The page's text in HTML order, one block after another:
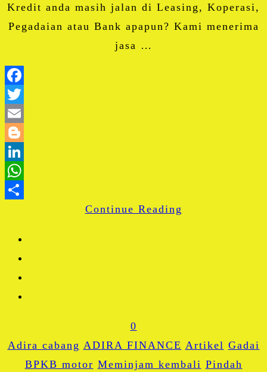
Kredit anda masih jalan di Leasing, Koperasi,
Pegadaian atau Bank apapun? Kami menerima
jasa …
Share
Continue Reading
0
Adira cabang ADIRA FINANCE Artikel Gadai
BPKB motor Meminjam kembali Pindah